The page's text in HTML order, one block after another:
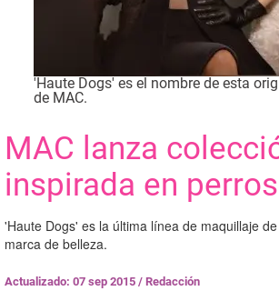
'Haute Dogs' es el nombre de esta
de MAC.
MAC lanza
inspirada en perros
'Haute Dogs' es la última línea de maquillaje
marca de belleza.
Actualizado: 07 sep 2015 / Redacción